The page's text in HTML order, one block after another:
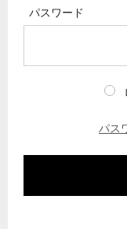
パスワード
パス